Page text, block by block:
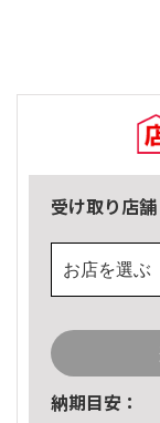
受け取り店舗
お店を選ぶ
納期目安：